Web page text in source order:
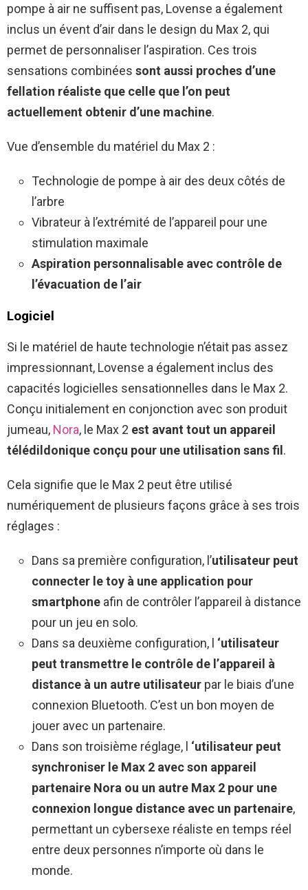
pompe à air ne suffisent pas, Lovense a également
inclus un évent d’air dans le design du Max 2, qui
permet de personnaliser l’aspiration. Ces trois
sensations combinées sont aussi proches d’une
fellation réaliste que celle que l’on peut
actuellement obtenir d’une machine.
Vue d’ensemble du matériel du Max 2 :
Technologie de pompe à air des deux côtés de
l’arbre
Vibrateur à l’extrémité de l’appareil pour une
stimulation maximale
Aspiration personnalisable avec contrôle de
l’évacuation de l’air
Logiciel
Si le matériel de haute technologie n’était pas assez
impressionnant, Lovense a également inclus des
capacités logicielles sensationnelles dans le Max 2.
Conçu initialement en conjonction avec son produit
jumeau, Nora, le Max 2 est avant tout un appareil
télédildonique conçu pour une utilisation sans fil .
Cela signifie que le Max 2 peut être utilisé
numériquement de plusieurs façons grâce à ses trois
réglages :
Dans sa première configuration, l’utilisateur peut
connecter le toy à une application pour
smartphone afin de contrôler l’appareil à distance
pour un jeu en solo.
Dans sa deuxième configuration, l ‘utilisateur
peut transmettre le contrôle de l’appareil à
distance à un autre utilisateur par le biais d’une
connexion Bluetooth. C’est un bon moyen de
jouer avec un partenaire.
Dans son troisième réglage, l ‘utilisateur peut
synchroniser le Max 2 avec son appareil
partenaire Nora ou un autre Max 2 pour une
connexion longue distance avec un partenaire,
permettant un cybersexe réaliste en temps réel
entre deux personnes n’importe où dans le
monde.